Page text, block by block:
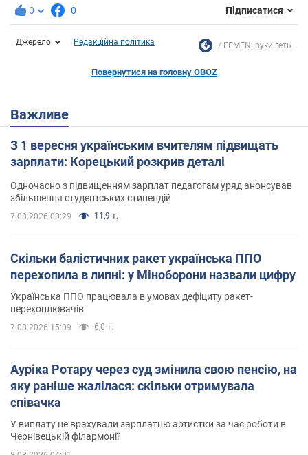
0 0 Підписатися
Джерело Редакційна політика FEMEN: руки геть...
Повернутися на головну OBOZ
Важливе
З 1 вересня українським вчителям підвищать
зарплати: Корецький розкрив деталі
Одночасно з підвищенням зарплат педагогам уряд анонсував
збільшення студентських стипендій
7.08.2026 00:29 11,9 т.
Скільки балістичних ракет українська ППО
перехопила в липні: у Міноборони назвали цифру
Українська ППО працювала в умовах дефіциту ракет-
перехоплювачів
7.08.2026 15:09 6,0 т.
Ауріка Ротару через суд змінила свою пенсію, на
яку раніше жалілася: скільки отримувала
співачка
У виплату не врахували зарплатню артистки за час роботи в
Чернівецькій філармонії